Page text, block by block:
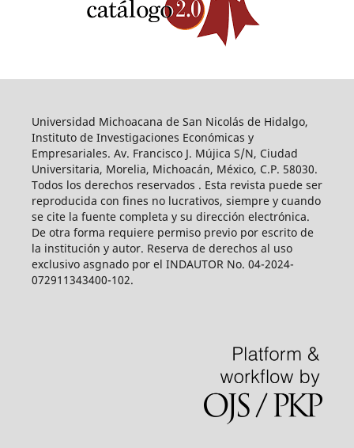
Universidad Michoacana de San Nicolás de Hidalgo,
Instituto de Investigaciones Económicas y
Empresariales. Av. Francisco J. Mújica S/N, Ciudad
Universitaria, Morelia, Michoacán, México, C.P. 58030.
Todos los derechos reservados . Esta revista puede ser
reproducida con fines no lucrativos, siempre y cuando
se cite la fuente completa y su dirección electrónica.
De otra forma requiere permiso previo por escrito de
la institución y autor. Reserva de derechos al uso
exclusivo asgnado por el INDAUTOR No. 04-2024-
072911343400-102.